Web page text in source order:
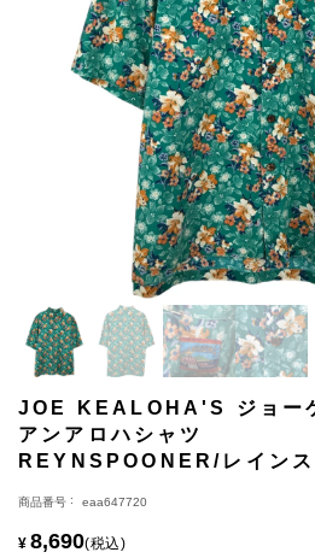
JOE KEALOHA'S ジョー
アンアロハシャツ
REYNSPOONER/レインス
商品番号 eaa647720
¥ 8,690 税込